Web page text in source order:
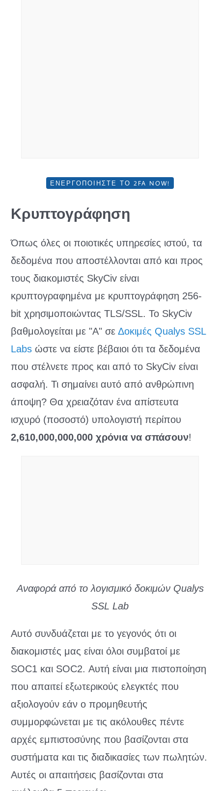
ΕΝΕΡΓΟΠΟΙΉΣΤΕ ΤΟ 2FA NOW!
Κρυπτογράφηση
Όπως όλες οι ποιοτικές υπηρεσίες ιστού, τα
δεδομένα που αποστέλλονται από και προς
τους διακομιστές SkyCiv είναι
κρυπτογραφημένα με κρυπτογράφηση 256-
bit χρησιμοποιώντας TLS/SSL. Το SkyCiv
βαθμολογείται με "Α" σεΔοκιμές Qualys SSL
Labs ώστε να είστε βέβαιοι ότι τα δεδομένα
που στέλνετε προς και από το SkyCiv είναι
ασφαλή. Τι σημαίνει αυτό από ανθρώπινη
άποψη? Θα χρειαζόταν ένα απίστευτα
ισχυρό (ποσοστό) υπολογιστή περίπου
2,610,000,000,000 χρόνια να σπάσουν!
Αναφορά από το λογισμικό δοκιμών Qualys
SSL Lab
Αυτό συνδυάζεται με το γεγονός ότι οι
διακομιστές μας είναι όλοι συμβατοί με
SOC1 και SOC2. Αυτή είναι μια πιστοποίηση
που απαιτεί εξωτερικούς ελεγκτές που
αξιολογούν εάν ο προμηθευτής
συμμορφώνεται με τις ακόλουθες πέντε
αρχές εμπιστοσύνης που βασίζονται στα
συστήματα και τις διαδικασίες των πωλητών.
Αυτές οι απαιτήσεις βασίζονται στα